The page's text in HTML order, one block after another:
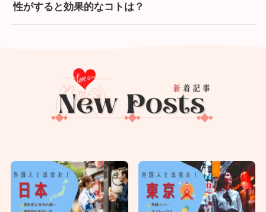
性がすると効果的なコトは？